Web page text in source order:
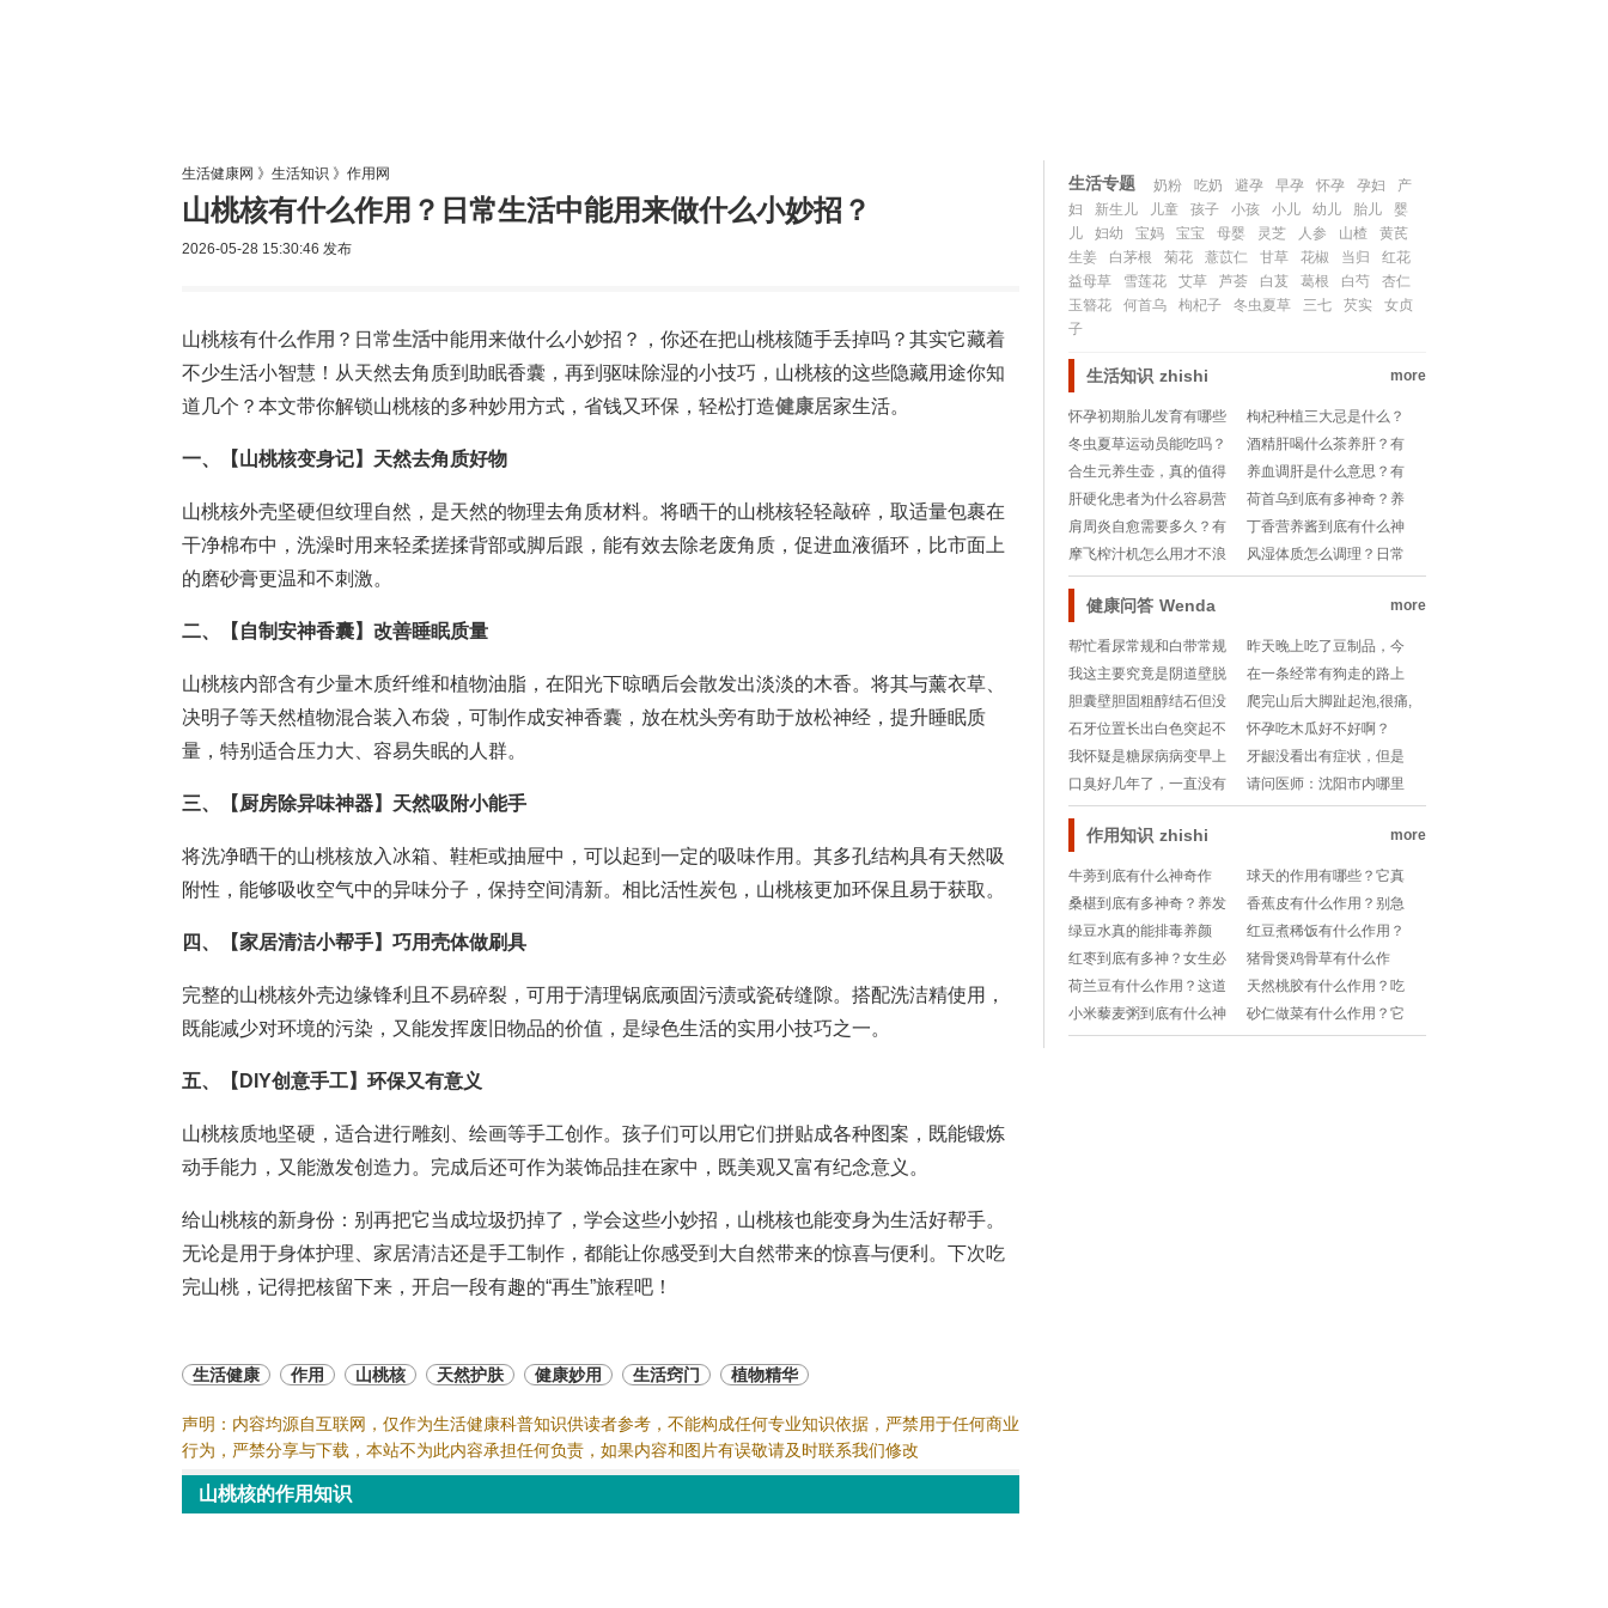
生活健康网 》 生活知识 》 作用网
山桃核有什么作用？日常生活中能用来做什么小妙招？
2026-05-28 15:30:46 发布
山桃核有什么作用 ？日常生活中能用来做什么小妙招？，你还在把山桃核随手丢掉吗？其实它藏着
不少生活小智慧！从天然去角质到助眠香囊，再到驱味除湿的小技巧，山桃核的这些隐藏用途你知
道几个？本文带你解锁山桃核的多种妙用方式，省钱又环保，轻松打造健康居家生活。
一、【山桃核变身记】天然去角质好物
山桃核外壳坚硬但纹理自然，是天然的物理去角质材料。将晒干的山桃核轻轻敲碎，取适量包裹在
干净棉布中，洗澡时用来轻柔搓揉背部或脚后跟，能有效去除老废角质，促进血液循环，比市面上
的磨砂膏更温和不刺激。
二、【自制安神香囊】改善睡眠质量
山桃核内部含有少量木质纤维和植物油脂，在阳光下晾晒后会散发出淡淡的木香。将其与薰衣草、
决明子等天然植物混合装入布袋，可制作成安神香囊，放在枕头旁有助于放松神经，提升睡眠质
量，特别适合压力大、容易失眠的人群。
三、【厨房除异味神器】天然吸附小能手
将洗净晒干的山桃核放入冰箱、鞋柜或抽屉中，可以起到一定的吸味作用。其多孔结构具有天然吸
附性，能够吸收空气中的异味分子，保持空间清新。相比活性炭包，山桃核更加环保且易于获取。
四、【家居清洁小帮手】巧用壳体做刷具
完整的山桃核外壳边缘锋利且不易碎裂，可用于清理锅底顽固污渍或瓷砖缝隙。搭配洗洁精使用，
既能减少对环境的污染，又能发挥废旧物品的价值，是绿色生活的实用小技巧之一。
五、【DIY创意手工】环保又有意义
山桃核质地坚硬，适合进行雕刻、绘画等手工创作。孩子们可以用它们拼贴成各种图案，既能锻炼
动手能力，又能激发创造力。完成后还可作为装饰品挂在家中，既美观又富有纪念意义。
给山桃核的新身份：别再把它当成垃圾扔掉了，学会这些小妙招，山桃核也能变身为生活好帮手。
无论是用于身体护理、家居清洁还是手工制作，都能让你感受到大自然带来的惊喜与便利。下次吃
完山桃，记得把核留下来，开启一段有趣的“再生”旅程吧！
生活健康 作用 山桃核 天然护肤 健康妙用 生活窍门 植物精华
声明：内容均源自互联网，仅作为生活健康科普知识供读者参考，不能构成任何专业知识依据，严禁用于任何商业
行为，严禁分享与下载，本站不为此内容承担任何负责，如果内容和图片有误敬请及时联系我们修改
山桃核的作用知识
生活专题 奶粉 吃奶 避孕 早孕 怀孕 孕妇
产
妇
新生儿 儿童 孩子 小孩 小儿 幼儿 胎儿
婴
儿
妇幼 宝妈 宝宝 母婴 灵芝 人参 山楂
黄芪
生姜
白茅根 菊花 薏苡仁 甘草 花椒 当归
红花
益母草
雪莲花 艾草 芦荟 白芨 葛根 白芍
杏仁
玉簪花
何首乌 枸杞子 冬虫夏草 三七 芡实
女贞
子
生活知识 zhishi more
怀孕初期胎儿发育有哪些
神奇信号？快来get准妈妈
的秘密日记！🤰👶
枸杞种植三大忌是什么？
这些误区你踩雷了吗？
冬虫夏草运动员能吃吗？
真的有增强体力的妙招
吗？
酒精肝喝什么茶养肝？有
没有适合日常饮用的护肝
茶饮推荐？
合生元养生壶，真的值得
入手吗？
养血调肝是什么意思？有
没有简单的小妙招可以试
试？
肝硬化患者为什么容易营
养不良？饮食调理有妙招
吗？
荷首乌到底有多神奇？养
生达人都在用的秘诀是
啥？
肩周炎自愈需要多久？有
没有加速恢复的小妙招？
丁香营养酱到底有什么神
奇之处？日常怎么吃更健
康？
摩飞榨汁机怎么用才不浪
费？水果搭配秘诀大公
开！
风湿体质怎么调理？日常
有哪些养生小妙招？
健康问答 Wenda more
帮忙看尿常规和白带常规
检验单
昨天晚上吃了豆制品，今
天一天胃部胀气，还
我这主要究竟是阴道壁脱
垂还是尿路感染原因
在一条经常有狗走的路上
打羽毛球
胆囊壁胆固粗醇结石但没
有症状需..
爬完山后大脚趾起泡,很痛,
怎么..
石牙位置长出白色突起不
硬是否有问题,谢谢
怀孕吃木瓜好不好啊？
我怀疑是糖尿病病变早上
起来胳膊肿胀凉无力
牙龈没看出有症状，但是
不舒服
口臭好几年了，一直没有
治疗，有时候很尴尬
请问医师：沈阳市内哪里
给做（痰陪养）？？
作用知识 zhishi more
牛蒡到底有什么神奇作
用？吃对了真的能养生
吗？
球天的作用有哪些？它真
的能改善身体状态吗？
桑椹到底有多神奇？养发
护眼还抗老？吃对才有
效！
香蕉皮有什么作用？别急
着扔，原来它有这么多隐
藏妙用！
绿豆水真的能排毒养颜
吗？夏天喝它有什么讲
究？
红豆煮稀饭有什么作用？
这个传统早餐竟能带来这
么多惊喜？
红枣到底有多神？女生必
吃的原因竟然是这个？
猪骨煲鸡骨草有什么作
用？这道汤到底适合什么
人喝？
荷兰豆有什么作用？这道
家常菜竟然藏着这么多健
康秘密！
天然桃胶有什么作用？吃
它真能美容养颜吗？
小米藜麦粥到底有什么神
奇作用？早餐喝它真能养
砂仁做菜有什么作用？它
真的能提升菜品的灵魂